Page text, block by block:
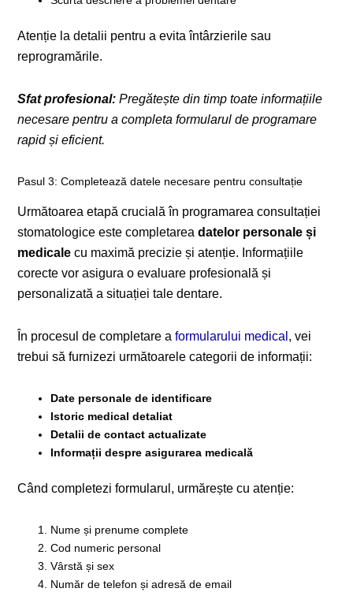
Atenție la detalii pentru a evita întârzierile sau
reprogramările.
Sfat profesional: Pregătește din timp toate informațiile
necesare pentru a completa formularul de programare
rapid și eficient.
Pasul 3: Completează datele necesare pentru consultație
Următoarea etapă crucială în programarea consultației
stomatologice este completareadatelor personale și
medicale cu maximă precizie și atenție. Informațiile
corecte vor asigura o evaluare profesională și
personalizată a situației tale dentare.
În procesul de completare aformularului medical , vei
trebui să furnizezi următoarele categorii de informații:
Date personale de identificare
Istoric medical detaliat
Detalii de contact actualizate
Informații despre asigurarea medicală
Când completezi formularul, urmărește cu atenție:
Nume și prenume complete
Cod numeric personal
Vârstă și sex
Număr de telefon și adresă de email